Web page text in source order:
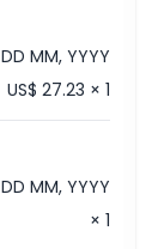
DD MM, YYYY
US$ 27.23 × 1
DD MM, YYYY
× 1